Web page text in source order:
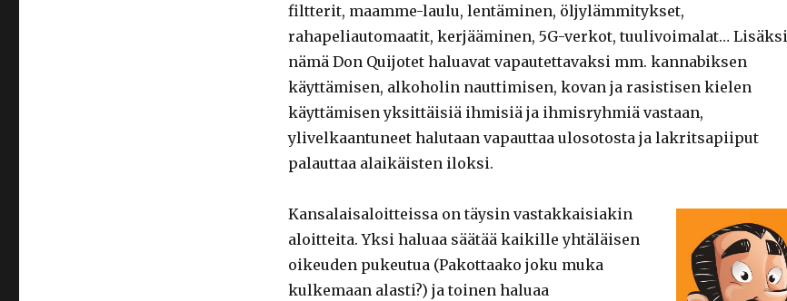
filtterit, maamme-laulu, lentäminen, öljylämmitykset,
rahapeliautomaatit, kerjääminen, 5G-verkot, tuulivoimalat… Lisäksi
nämä Don Quijotet haluavat vapautettavaksi mm. kannabiksen
käyttämisen, alkoholin nauttimisen, kovan ja rasistisen kielen
käyttämisen yksittäisiä ihmisiä ja ihmisryhmiä vastaan,
ylivelkaantuneet halutaan vapauttaa ulosotosta ja lakritsapiiput
palauttaa alaikäisten iloksi.
Kansalaisaloitteissa on täysin vastakkaisiakin
aloitteita. Yksi haluaa säätää kaikille yhtäläisen
oikeuden pukeutua (Pakottaako joku muka
kulkemaan alasti?) ja toinen haluaa